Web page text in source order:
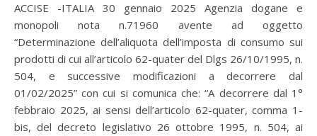
ACCISE -ITALIA 30 gennaio 2025 Agenzia dogane e
monopoli nota n.71960 avente ad oggetto
“Determinazione dell’aliquota dell’imposta di consumo sui
prodotti di cui all’articolo 62-quater del Dlgs 26/10/1995, n.
504, e successive modificazioni a decorrere dal
01/02/2025” con cui si comunica che: “A decorrere dal 1°
febbraio 2025, ai sensi dell’articolo 62-quater, comma 1-
bis, del decreto legislativo 26 ottobre 1995, n. 504, ai